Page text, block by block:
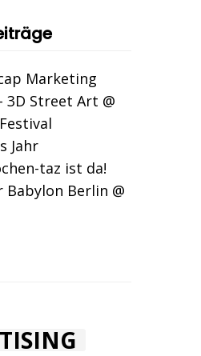
Marketing
3D Street Art @
Jahr
taz ist da!
Babylon Berlin @